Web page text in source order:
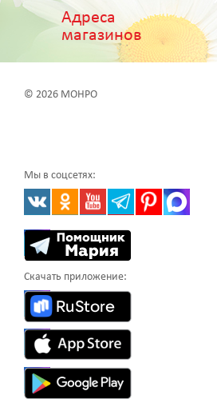
Адреса
магазинов
© 2026 МОНРО
Мы в соцсетях:
Скачать приложение: